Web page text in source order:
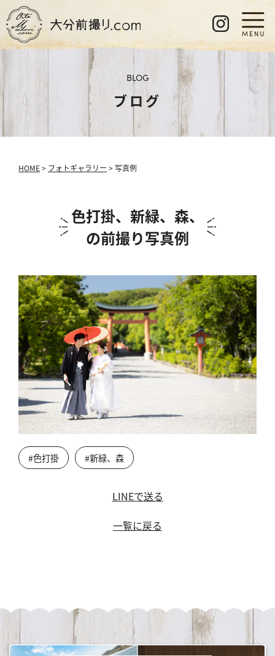
BLOG
ブログ
HOME> フォトギャラリー > 写真例
色打掛、新緑、森、
の前撮り写真例
#色打掛 #新緑、森
LINEで送る
一覧に戻る